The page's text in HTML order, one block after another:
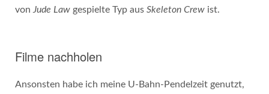
von Jude Lawgespielte Typ aus Skeleton Crewist.
Filme nachholen
Ansonsten habe ich meine U-Bahn-Pendelzeit genutzt,